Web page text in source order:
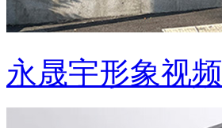
永晟宇形象视频